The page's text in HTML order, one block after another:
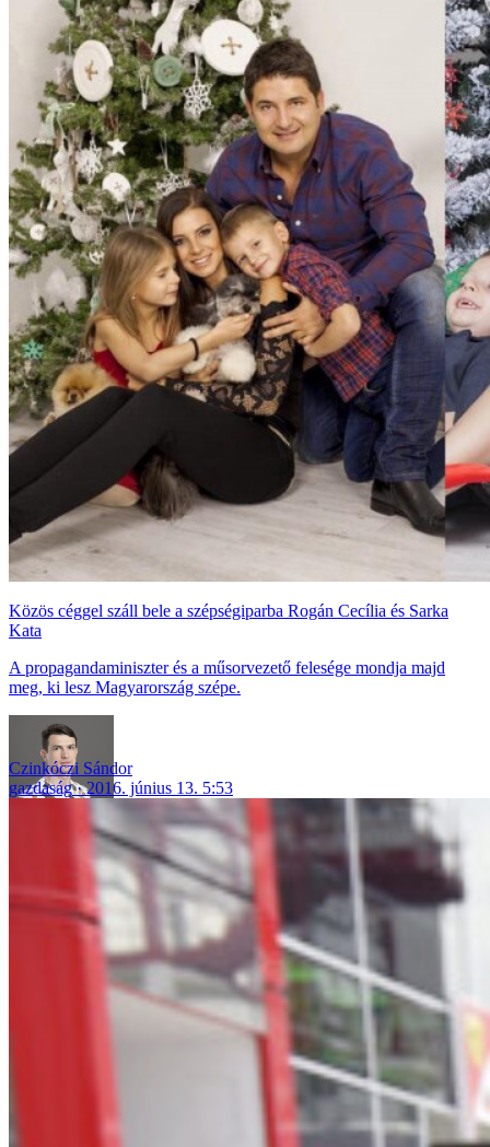
Közös céggel száll bele a szépségiparba Rogán Cecília és Sarka
Kata
A propagandaminiszter és a műsorvezető felesége mondja majd
meg, ki lesz Magyarország szépe.
Czinkóczi Sándor
gazdaság
2016. június 13. 5:53